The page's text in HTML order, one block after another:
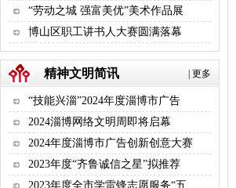
“劳动之城 强富美优”美术作品展
博山区职工讲书人大赛圆满落幕
更多
精神文明简讯
“技能兴淄”2024年度淄博市广告
2024淄博网络文明周即将启幕
2024年度淄博市广告创新创意大赛
2023年度“齐鲁诚信之星”拟推荐
2023年度全市学雷锋志愿服务“五